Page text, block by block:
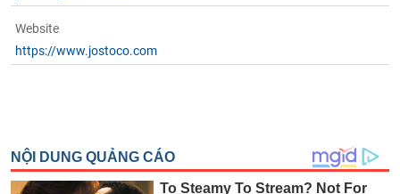
Website
https://www.jostoco.com